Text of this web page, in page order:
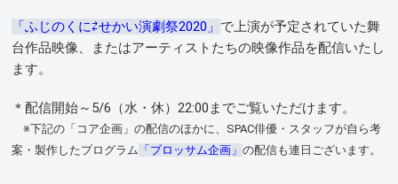
「ふじのくに⇄せかい演劇祭2020」 で上演が予定されていた舞
台作品映像、またはアーティストたちの映像作品を配信いたし
ます。
＊配信開始～5/6（水・休）22:00までご覧いただけます。
※下記の「コア企画」の配信のほかに、SPAC俳優・スタッフが自ら考
案・製作したプログラム 「ブロッサム企画」の配信も連日ございます。